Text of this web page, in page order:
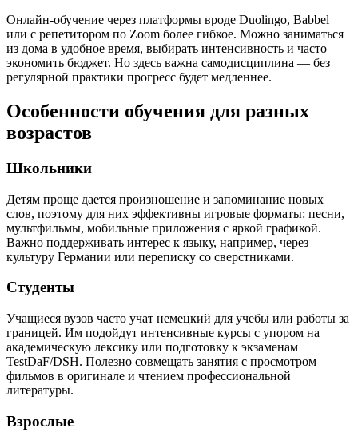
Онлайн-обучение через платформы вроде Duolingo, Babbel
или с репетитором по Zoom более гибкое. Можно заниматься
из дома в удобное время, выбирать интенсивность и часто
экономить бюджет. Но здесь важна самодисциплина — без
регулярной практики прогресс будет медленнее.
Особенности обучения для разных
возрастов
Школьники
Детям проще дается произношение и запоминание новых
слов, поэтому для них эффективны игровые форматы: песни,
мультфильмы, мобильные приложения с яркой графикой.
Важно поддерживать интерес к языку, например, через
культуру Германии или переписку со сверстниками.
Студенты
Учащиеся вузов часто учат немецкий для учебы или работы за
границей. Им подойдут интенсивные курсы с упором на
академическую лексику или подготовку к экзаменам
TestDaF/DSH. Полезно совмещать занятия с просмотром
фильмов в оригинале и чтением профессиональной
литературы.
Взрослые